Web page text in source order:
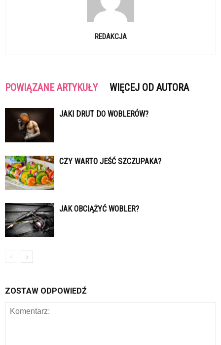
REDAKCJA
POWIĄZANE ARTYKUŁY WIĘCEJ OD AUTORA
JAKI DRUT DO WOBLERÓW?
CZY WARTO JEŚĆ SZCZUPAKA?
JAK OBCIĄŻYĆ WOBLER?
ZOSTAW ODPOWIEDŹ